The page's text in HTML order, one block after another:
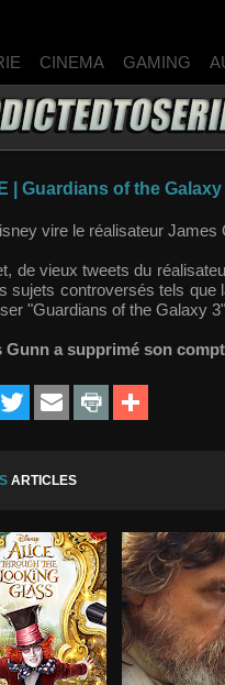
CINEMA GAMING
| Guardians of the
vire le réalisateur James
de vieux tweets du
sujets controversés tels que
"Guardians of the Galaxy
Gunn a supprimé son
ARTICLES